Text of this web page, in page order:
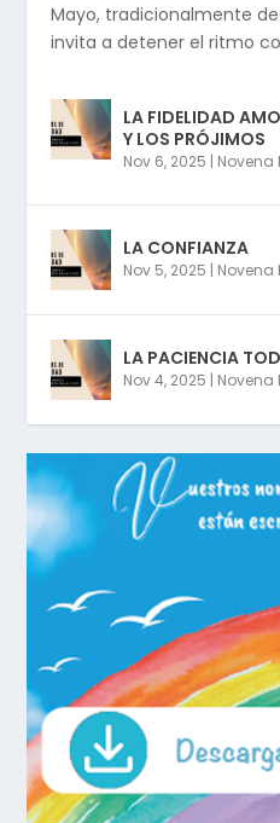
Mayo, tradicionalmente
invita a detener el ritmo
LA FIDELIDAD
Y LOS PRÓJIMOS
Nov 6, 2025 | Novena
LA CONFIANZA
Nov 5, 2025 | Novena
LA PACIENCIA
Nov 4, 2025 | Novena